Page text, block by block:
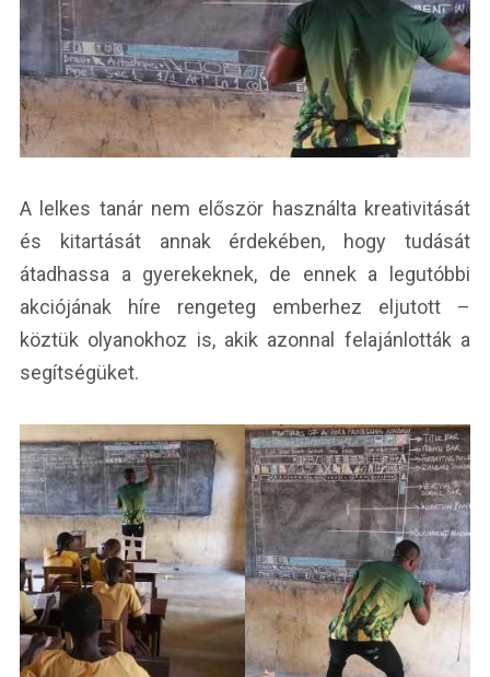
A lelkes tanár nem először használta kreativitását
és kitartását annak érdekében, hogy tudását
átadhassa a gyerekeknek, de ennek a legutóbbi
akciójának híre rengeteg emberhez eljutott –
köztük olyanokhoz is, akik azonnal felajánlották a
segítségüket.